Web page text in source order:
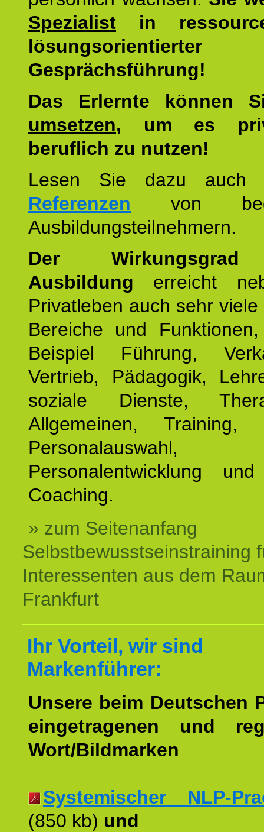
Spezialist in
lösungsorientierter
Gesprächsführung!
Das Erlernte können
umsetzen, um es
beruflich zu nutzen!
Lesen Sie dazu
Referenzen von
Ausbildungsteilnehmern.
Der
Ausbildung erreicht
Privatleben auch sehr
Bereiche und
Beispiel Führung,
Vertrieb, Pädagogik,
soziale Dienste,
Allgemeinen, Training,
Personalauswahl,
Personalentwicklung
Coaching.
» zum Seitenanfang
Selbstbewusstseinstraining
Interessenten aus dem
Frankfurt
Ihr Vorteil, wir sind
Markenführer:
Unsere beim Deutschen
eingetragenen und
Wort/Bildmarken
Systemischer NLP-
(850 kb) und